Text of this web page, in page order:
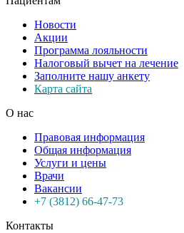
Новости
Акции
Программа лояльности
Налоговый вычет на лечение
Заполните нашу анкету
Карта сайта
О нас
Правовая информация
Общая информация
Услуги и цены
Врачи
Вакансии
+7 (3812) 66-47-73
Контакты